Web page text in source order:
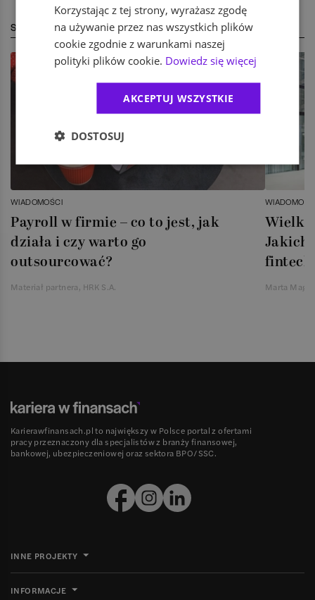
STREFA EKSPERTA
WIADOMOŚCI
Payroll w firmie – co to jest, jak
działa i czy warto go
outsourcować?
Materiał partnera, HRK S.A.
Jakich
Marta
Karierawfinansach.pl to największy w Polsce portal z ofertami
pracy przeznaczony dla specjalistów z branży finansowej,
bankowej, ubezpieczeniowej oraz sektora BPO/SSC.
INNE PROJEKTY
INFORMACJE
Korzystając z tej strony, wyrażasz zgodę
na używanie przez nas wszystkich plików
cookie zgodnie z warunkami naszej
polityki plików cookie. Dowiedz się więcej
AKCEPTUJ WSZYSTKIE
DOSTOSUJ